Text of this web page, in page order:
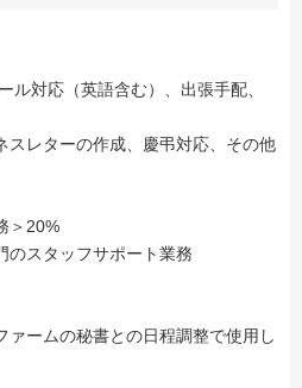
ル対応（英語含む）、出張手配、
スレターの作成、慶弔対応、その他
＞20%
のスタッフサポート業務
ァームの秘書との日程調整で使用し